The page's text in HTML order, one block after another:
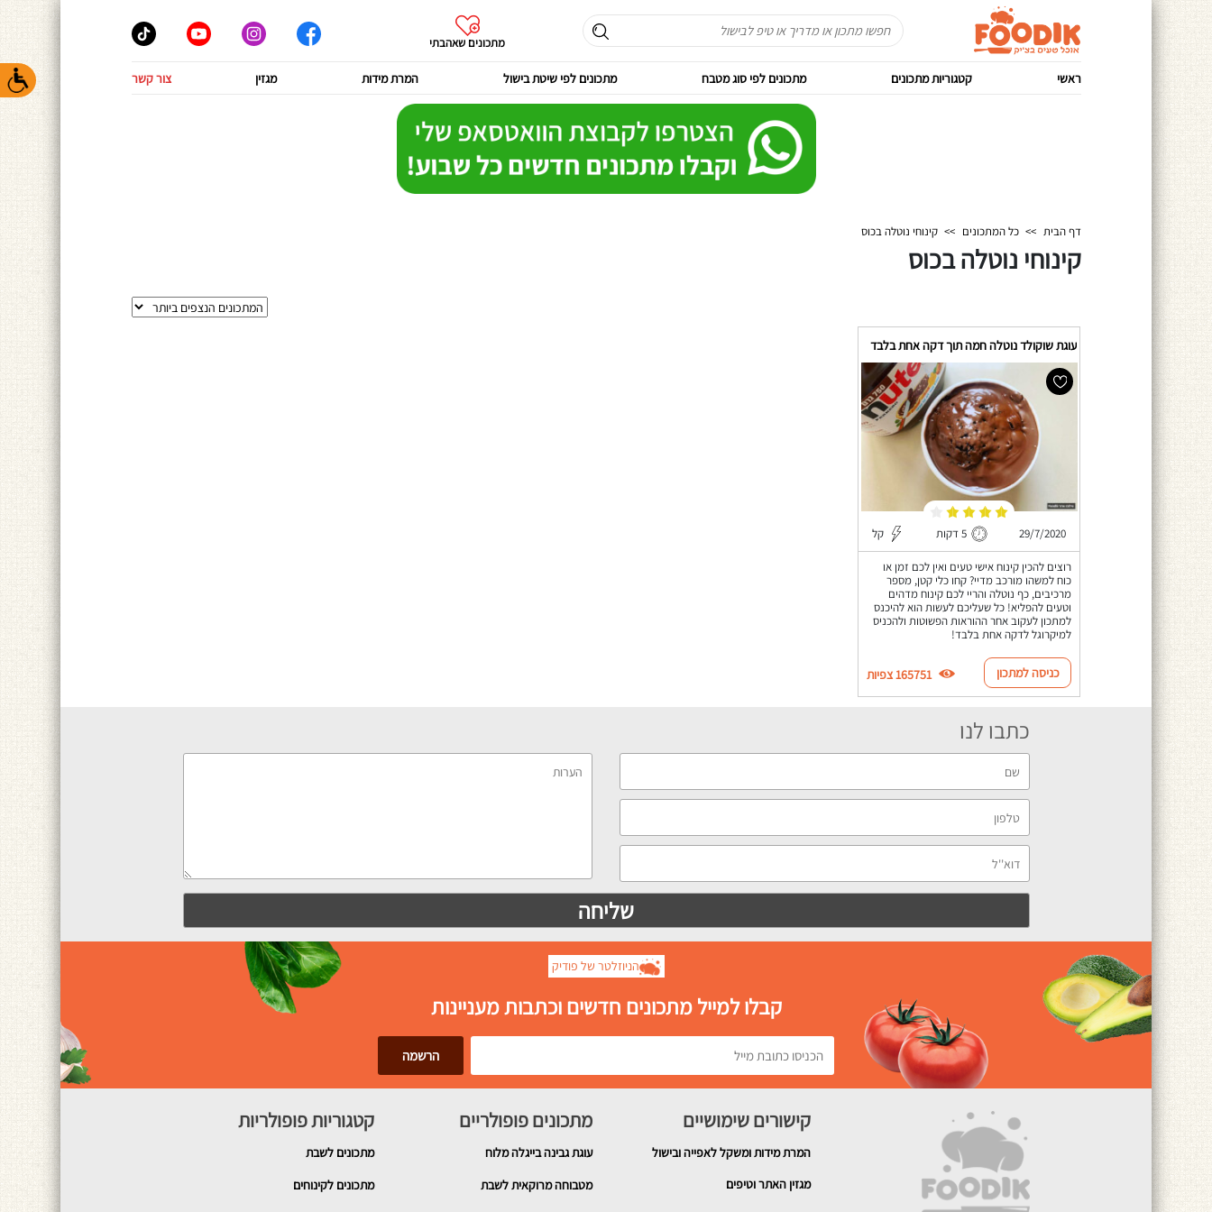
מתכונים שאהבתי
ראשי קטגוריות מתכונים מתכונים לפי סוג מטבח מתכונים לפי שיטת בישול המרת מידות מגזין צור קשר
דף הבית >> כל המתכונים >> קינוחי נוטלה בכוס
קינוחי נוטלה בכוס
עוגת שוקולד נוטלה חמה תוך דקה אחת בלבד
29/7/2020 5 דקות קל
רוצים להכין קינוח אישי טעים ואין לכם זמן או
כוח למשהו מורכב מדיי? קחו כלי קטן, מספר
מרכיבים, כף נוטלה והריי לכם קינוח מדהים
וטעים להפליא! כל שעליכם לעשות הוא להיכנס
למתכון לעקוב אחר ההוראות הפשוטות ולהכניס
למיקרוגל לדקה אחת בלבד!
כניסה למתכון 165751 צפיות
כתבו לנו
הניוזלטר של פודיק
קבלו למייל מתכונים חדשים וכתבות מעניינות
קישורים שימושיים
המרת מידות ומשקל לאפייה ובישול
מגזין האתר וטיפים
מתכונים פופולריים
עוגת גבינה בייגלה מלוח
מטבוחה מרוקאית לשבת
קטגוריות פופולריות
מתכונים לשבת
מתכונים לקינוחים